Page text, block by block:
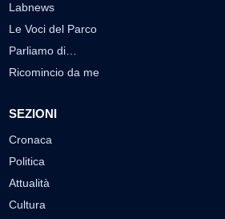
Labnews
Le Voci del Parco
Parliamo di…
Ricomincio da me
SEZIONI
Cronaca
Politica
Attualità
Cultura